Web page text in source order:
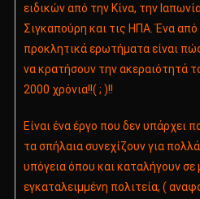
ειδικών από την Κίνα, την
Σιγκαπούρη και τις ΗΠΑ. Ένα
προκλητικά ερωτήματα είναι
να κρατήσουν την ακεραιότητά
2000 χρόνια!!( ; )!!
Είναι ένα έργο που δεν υπάρχει
τα σπήλαια συνεχίζουν για
υπόγεια όπου και καταλήγουν σε
εγκαταλειμμένη πολιτεία, (